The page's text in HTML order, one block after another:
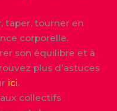
taper, tourner en
corporelle.
son équilibre et à
plus d’astuces
ici.
collectifs